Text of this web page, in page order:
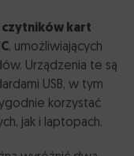
czytników kart
, umożliwiających
Urządzenia te są
USB, w tym
korzystać
jak i laptopach.